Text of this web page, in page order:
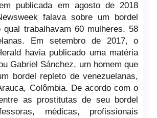
publicada em agosto de 2018
falava sobre um bordel
qual trabalhavam 60 mulheres. 58
Em setembro de 2017, o
havia publicado uma matéria
Gabriel Sánchez, um homem que
bordel repleto de venezuelanas,
Colômbia. De acordo com o
as prostitutas de seu bordel
médicas, profissionais